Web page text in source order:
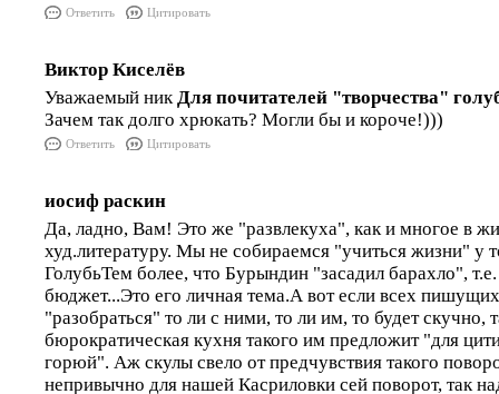
Ответить Цитировать
Виктор Киселёв
Уважаемый никДля почитателей "творчества"
Зачем так долго хрюкать? Могли бы и короче!)))
Ответить Цитировать
иосиф раскин
Да, ладно, Вам! Это же "развлекуха", как и многое в
худ.литературу. Мы не собираемся "учиться жизни" у
ГолубьТем более, что Бурындин "засадил барахло",
бюджет...Это его личная тема.А вот если всех
"разобраться" то ли с ними, то ли им, то будет скучно,
бюрократическая кухня такого им предложит "для
горюй". Аж скулы свело от предчувствия такого
непривычно для нашей Касриловки сей поворот, так